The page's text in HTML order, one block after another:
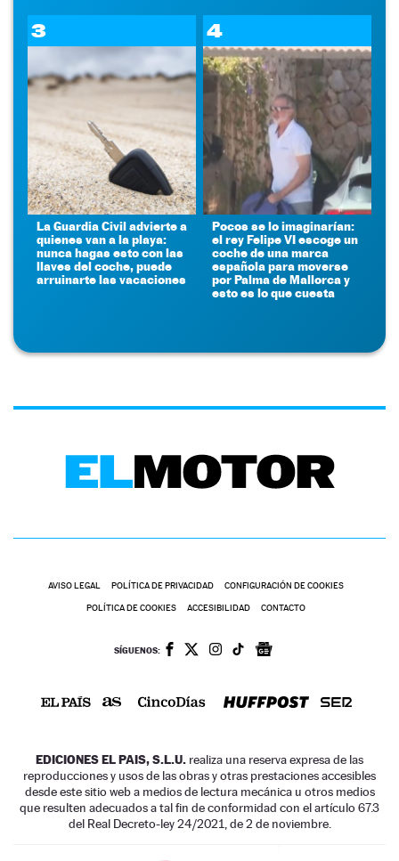
3
La Guardia Civil advierte a
quienes van a la playa:
nunca hagas esto con las
llaves del coche, puede
arruinarte las vacaciones
4
Pocos se lo imaginarían:
el rey Felipe VI escoge un
coche de una marca
española para moverse
por Palma de Mallorca y
esto es lo que cuesta
AVISO LEGAL POLÍTICA DE PRIVACIDAD CONFIGURACIÓN DE COOKIES
POLÍTICA DE COOKIES ACCESIBILIDAD CONTACTO
SÍGUENOS:
EDICIONES EL PAIS, S.L.U. realiza una reserva expresa de las
reproducciones y usos de las obras y otras prestaciones accesibles
desde este sitio web a medios de lectura mecánica u otros medios
que resulten adecuados a tal fin de conformidad con el artículo 67.3
del Real Decreto-ley 24/2021, de 2 de noviembre.